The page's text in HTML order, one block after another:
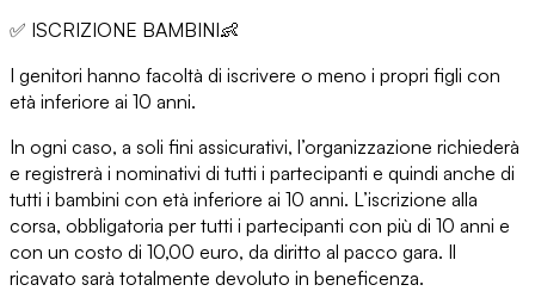
✅ ISCRIZIONE BAMBINI👶
I genitori hanno facoltà di iscrivere o meno i propri figli con
età inferiore ai 10 anni.
In ogni caso, a soli fini assicurativi, l’organizzazione richiederà
e registrerà i nominativi di tutti i partecipanti e quindi anche di
tutti i bambini con età inferiore ai 10 anni. L’iscrizione alla
corsa, obbligatoria per tutti i partecipanti con più di 10 anni e
con un costo di 10,00 euro, da diritto al pacco gara. Il
ricavato sarà totalmente devoluto in beneficenza.